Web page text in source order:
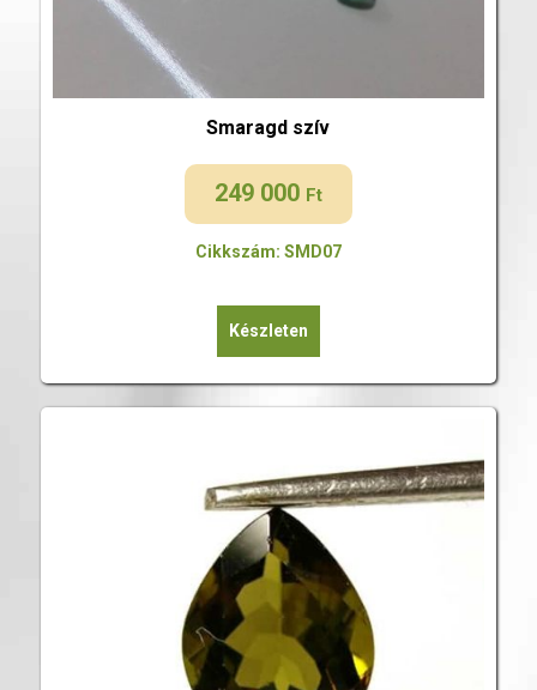
Smaragd szív
249 000 Ft
Cikkszám: SMD07
Készleten